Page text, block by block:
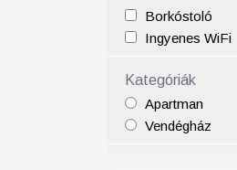
Borkóstoló
Ingyenes WiFi
Kategóriák
Apartman
Vendégház
27 28 29 30